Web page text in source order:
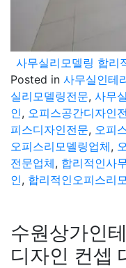
Posted in 사무실인테
실리모델링전문, 사무
인, 오피스공간디자인
피스디자인전문, 오피
오피스리모델링업체,
전문업체, 합리적인사
인, 합리적인오피스리
수원상가인
디자인 컨셉